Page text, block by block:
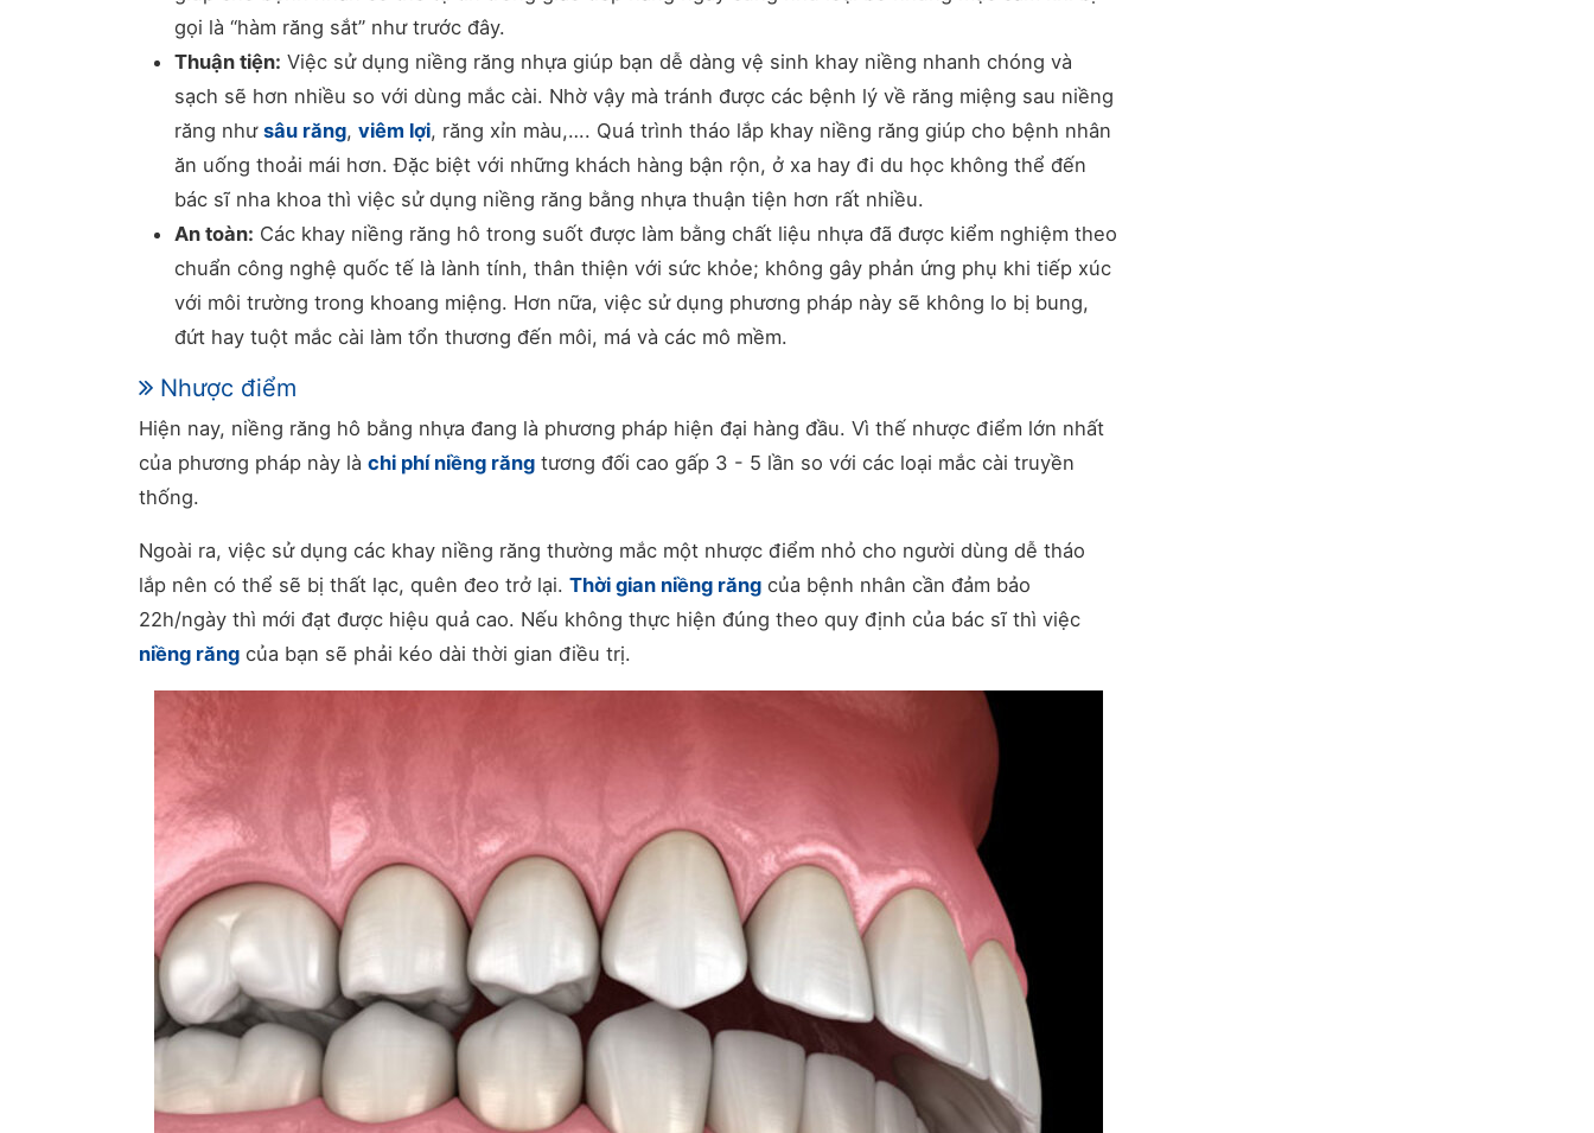
gọi là “hàm răng sắt” như trước đây.
Thuận tiện: Việc sử dụng niềng răng nhựa giúp bạn dễ dàng vệ sinh khay niềng nhanh chóng và
sạch sẽ hơn nhiều so với dùng mắc cài. Nhờ vậy mà tránh được các bệnh lý về răng miệng sau niềng
răng như sâu răng, viêm lợi, răng xỉn màu,…. Quá trình tháo lắp khay niềng răng giúp cho bệnh nhân
ăn uống thoải mái hơn. Đặc biệt với những khách hàng bận rộn, ở xa hay đi du học không thể đến
bác sĩ nha khoa thì việc sử dụng niềng răng bằng nhựa thuận tiện hơn rất nhiều.
An toàn: Các khay niềng răng hô trong suốt được làm bằng chất liệu nhựa đã được kiểm nghiệm theo
chuẩn công nghệ quốc tế là lành tính, thân thiện với sức khỏe; không gây phản ứng phụ khi tiếp xúc
với môi trường trong khoang miệng. Hơn nữa, việc sử dụng phương pháp này sẽ không lo bị bung,
đứt hay tuột mắc cài làm tổn thương đến môi, má và các mô mềm.
Nhược điểm
Hiện nay, niềng răng hô bằng nhựa đang là phương pháp hiện đại hàng đầu. Vì thế nhược điểm lớn nhất
của phương pháp này là chi phí niềng răng tương đối cao gấp 3 - 5 lần so với các loại mắc cài truyền
thống.
Ngoài ra, việc sử dụng các khay niềng răng thường mắc một nhược điểm nhỏ cho người dùng dễ tháo
lắp nên có thể sẽ bị thất lạc, quên đeo trở lại. Thời gian niềng răng của bệnh nhân cần đảm bảo
22h/ngày thì mới đạt được hiệu quả cao. Nếu không thực hiện đúng theo quy định của bác sĩ thì việc
niềng răng của bạn sẽ phải kéo dài thời gian điều trị.